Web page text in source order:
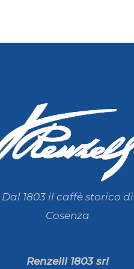
Dal 1803 il caffè storico di
Cosenza
Renzelli 1803 srl